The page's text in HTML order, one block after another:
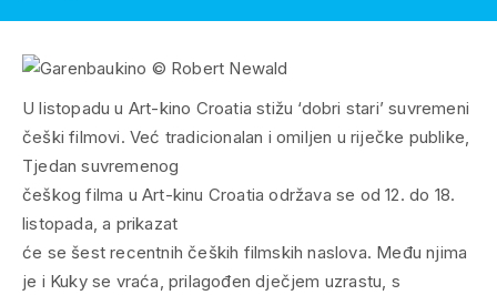
U listopadu u Art-kino Croatia stižu ‘dobri stari’ suvremeni
češki filmovi. Već tradicionalan i omiljen u riječke publike,
Tjedan suvremenog
češkog filma u Art-kinu Croatia održava se od 12. do 18.
listopada, a prikazat
će se šest recentnih čeških filmskih naslova. Među njima
je i Kuky se vraća, prilagođen dječjem uzrastu, s